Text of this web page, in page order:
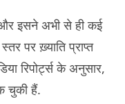
इसने अभी से ही कई
पर ख़्याति प्राप्त
रिपोर्ट्स के अनुसार,
चुकी हैं.